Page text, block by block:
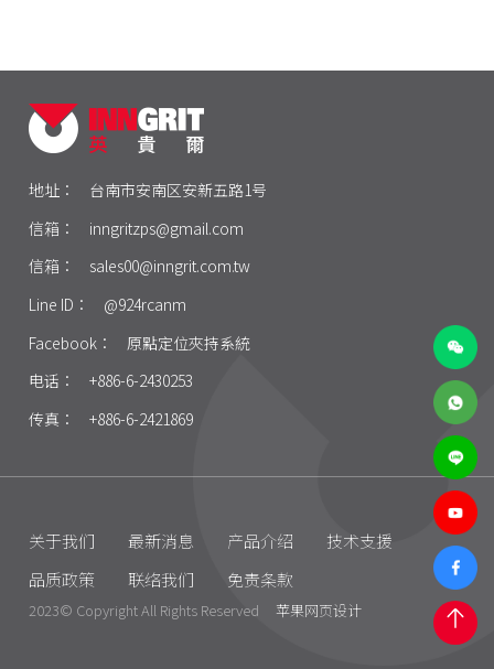
地址：
台南市安南区安新五路1号
信箱：
inngritzps@gmail.com
信箱：
sales00@inngrit.com.tw
Line ID：
@924rcanm
Facebook：
原點定位夾持系統
电话：
+886-6-2430253
传真：
+886-6-2421869
关于我们 最新消息 产品介绍
技术支援
品质政策
联络我们 免责条款
2023© Copyright All Rights Reserved 苹果网页设计